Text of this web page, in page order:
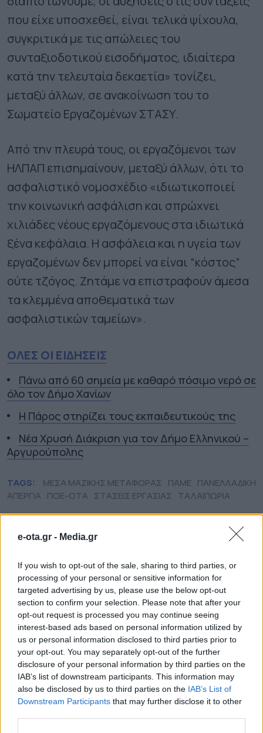
e-ota.gr - Media.gr
If you wish to opt-out of the sale, sharing to third parties, or
processing of your personal or sensitive information for
targeted advertising by us, please use the below opt-out
section to confirm your selection. Please note that after your
opt-out request is processed you may continue seeing
interest-based ads based on personal information utilized by
us or personal information disclosed to third parties prior to
your opt-out. You may separately opt-out of the further
disclosure of your personal information by third parties on the
IAB’s list of downstream participants. This information may
also be disclosed by us to third parties on the IAB’s List of
Downstream Participants that may further disclose it to other
που είχε υποσχεθεί, είναι τελικά ψίχουλα,
συγκριτικά με τις απώλειες του
συνταξιοδοτικού εισοδήματος, ιδιαίτερα
κατά την τελευταία δεκαετία» τονίζει,
μεταξύ άλλων, σε ανακοίνωση του το
Σωματείο Εργαζομένων ΣΤΑΣΥ.
Από την πλευρά τους, οι εργαζόμενοι των
ΗΛΠΑΠ επισημαίνουν, μεταξύ άλλων, ότι το
ασφαλιστικό νομοσχέδιο «ιδιωτικοποιεί
την κοινωνική ασφάλιση και σπρώχνει
χιλιάδες νέους εργαζόμενους στα ιδιωτικά
ξένα κεφάλαια. Η ασφάλεια και η υγεία των
εργαζομένων δεν μπορεί να είναι “κόστος”
ούτε τζόγος. Ζητάμε να επιστραφούν άμεσα
τα κλεμμένα αποθεματικά των
ασφαλιστικών ταμείων».
ΟΛΕΣ ΟΙ ΕΙΔΗΣΕΙΣ
Πάνω από 60 σημεία με καθαρό πόσιμο νερό σε
όλο τον Δήμο Χανίων
Η Πάρος στηρίζει τους εκπαιδευτικούς της
Νέα Χρυσή Διάκριση για τον Δήμο Ελληνικού –
Αργυρούπολης
TAGS: ΜΕΣΑ ΜΑΖΙΚΗΣ ΜΕΤΑΦΟΡΑΣ ΠΑΜΕ ΠΑΝΕΛΛΑΔΙΚΗ
ΑΠΕΡΓΙΑ ΠΟΕ-ΟΤΑ ΣΤΑΣΕΙΣ ΕΡΓΑΣΙΑΣ ΤΑΛΑΙΠΩΡΙΑ